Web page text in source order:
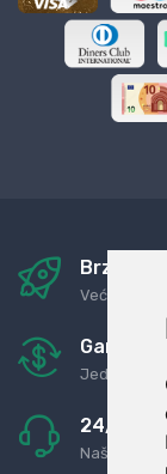
Brza i
Već za
24/7
Naši agenti